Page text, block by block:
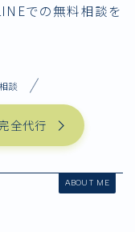
での無料相談を
談
全代行
ABOUT ME